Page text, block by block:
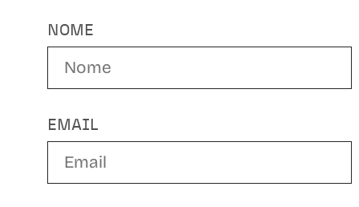
NOME
EMAIL